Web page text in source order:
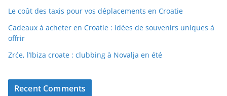
Le coût des taxis pour vos déplacements en Croatie
Cadeaux à acheter en Croatie : idées de souvenirs uniques à
offrir
Zrće, l’Ibiza croate : clubbing à Novalja en été
Recent Comments